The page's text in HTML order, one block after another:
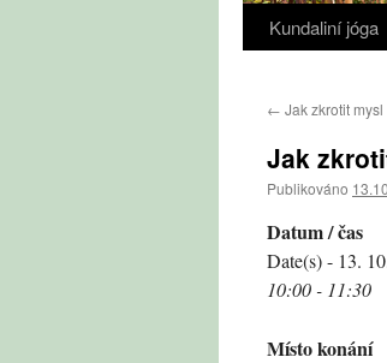
Kundaliní jóga
← Jak zkrotit mysl
Jak
Publikováno
Datum / čas
Date(s) - 13.
10:00 - 11:30
Místo konání